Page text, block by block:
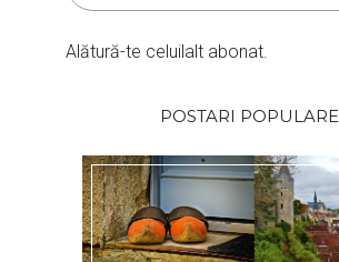
Alătură-te celuilalt abonat.
POSTARI POPULARE